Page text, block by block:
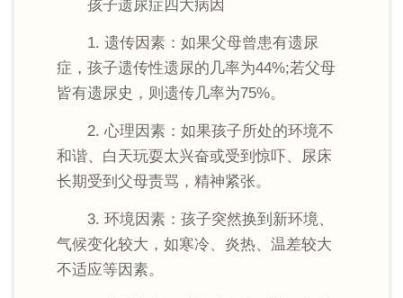
孩子遗尿症四大病因
1. 遗传因素：如果父母曾患有遗尿
症，孩子遗传性遗尿的几率为44%;若父母
皆有遗尿史，则遗传几率为75%。
2. 心理因素：如果孩子所处的环境不
和谐、白天玩耍太兴奋或受到惊吓、尿床
长期受到父母责骂，精神紧张。
3. 环境因素：孩子突然换到新环境、
气候变化较大，如寒冷、炎热、温差较大
不适应等因素。